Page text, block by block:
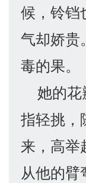
候，铃铛
气却娇贵
毒的果。
她的花
指轻挑，
来，高举
从他的